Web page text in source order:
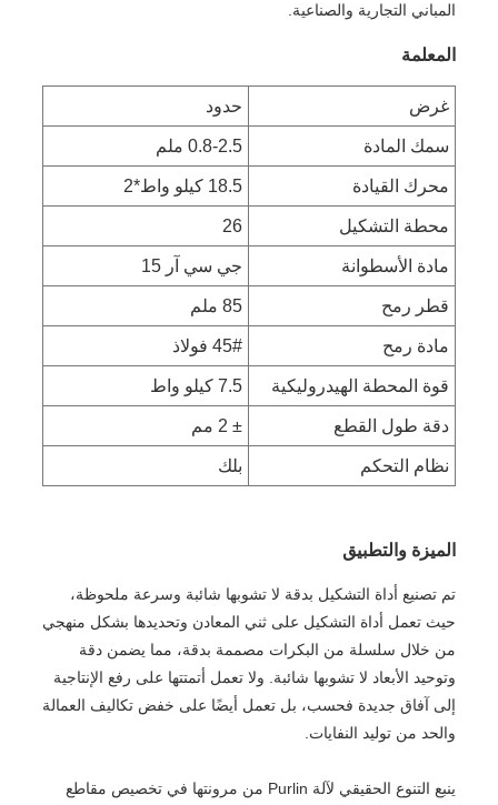
المباني التجارية والصناعية.
المعلمة
غرض حدود
سمك المادة 0.8-2.5 ملم
محرك القيادة 18.5 كيلو واط*2
محطة التشكيل 26
مادة الأسطوانة جي سي آر 15
قطر رمح 85 ملم
مادة رمح 45# فولاذ
قوة المحطة الهيدروليكية 7.5 كيلو واط
دقة طول القطع ± 2 مم
نظام التحكم بلك
الميزة والتطبيق
تم تصنيع أداة التشكيل بدقة لا تشوبها شائبة وسرعة ملحوظة،
حيث تعمل أداة التشكيل على ثني المعادن وتحديدها بشكل منهجي
من خلال سلسلة من البكرات مصممة بدقة، مما يضمن دقة
وتوحيد الأبعاد لا تشوبها شائبة. ولا تعمل أتمتتها على رفع الإنتاجية
إلى آفاق جديدة فحسب، بل تعمل أيضًا على خفض تكاليف العمالة
والحد من توليد النفايات.
ينبع التنوع الحقيقي لآلة Purlin من مرونتها في تخصيص مقاطع